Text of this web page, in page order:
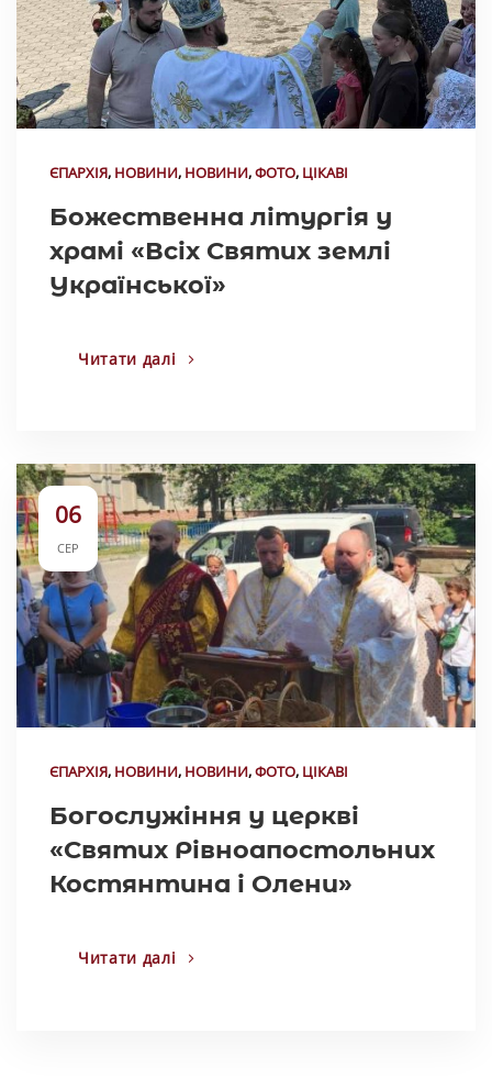
ЄПАРХІЯ, НОВИНИ, НОВИНИ,ФОТО, ЦІКАВІ
Божественна літургія у
храмі «Всіх Святих землі
Української»
Читати далі
06
СЕР
ЄПАРХІЯ, НОВИНИ, НОВИНИ,ФОТО, ЦІКАВІ
Богослужіння у церкві
«Святих Рівноапостольних
Костянтина і Олени»
Читати далі